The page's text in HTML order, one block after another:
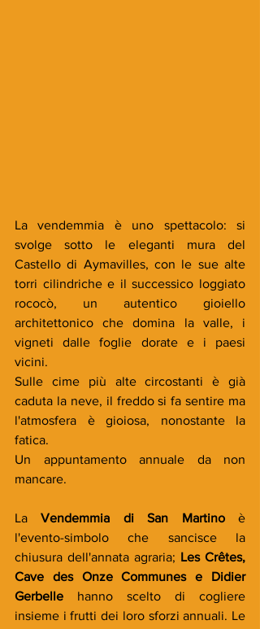
La vendemmia è uno spettacolo: si
svolge sotto le eleganti mura del
Castello di Aymavilles, con le sue alte
torri cilindriche e il successico loggiato
rococò, un autentico gioiello
architettonico che domina la valle, i
vigneti dalle foglie dorate e i paesi
vicini.
Sulle cime più alte circostanti è già
caduta la neve, il freddo si fa sentire ma
l'atmosfera è gioiosa, nonostante la
fatica.
Un appuntamento annuale da non
mancare.
La Vendemmia di San Martino è
l'evento-simbolo che sancisce la
chiusura dell'annata agraria; Les Crêtes,
Cave des Onze Communes e Didier
Gerbelle hanno scelto di cogliere
insieme i frutti dei loro sforzi annuali. Le